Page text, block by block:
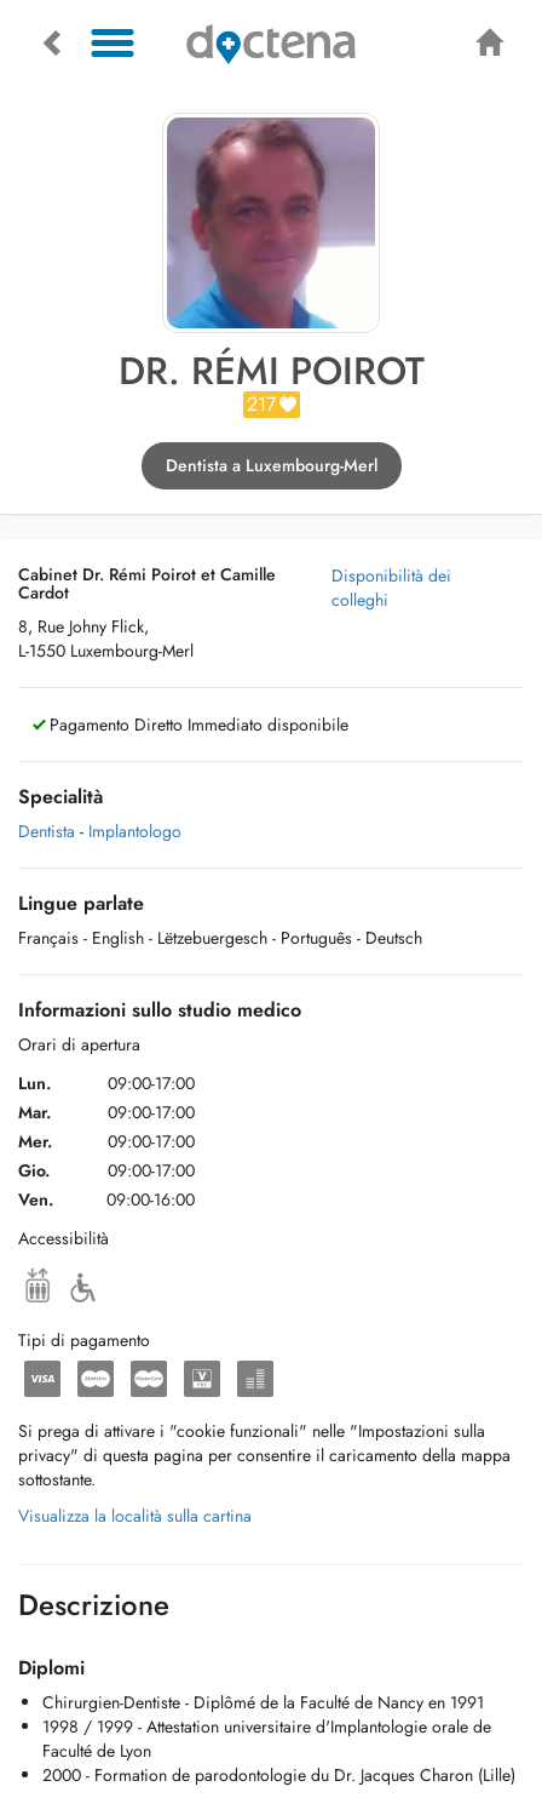
DR. RÉMI POIROT
217
Dentista a Luxembourg-Merl
Cabinet Dr. Rémi Poirot et Camille
Cardot
8, Rue Johny Flick,
L-1550 Luxembourg-Merl
Disponibilità dei
colleghi
Pagamento Diretto Immediato disponibile
Specialità
Dentista - Implantologo
Lingue parlate
Français - English - Lëtzebuergesch - Português - Deutsch
Informazioni sullo studio medico
Orari di apertura
Lun.
09:00-17:00
Mar.
09:00-17:00
Mer.
09:00-17:00
Gio.
09:00-17:00
Ven.
09:00-16:00
Accessibilità
Tipi di pagamento
Si prega di attivare i "cookie funzionali" nelle "Impostazioni sulla
privacy" di questa pagina per consentire il caricamento della mappa
sottostante.
Visualizza la località sulla cartina
Descrizione
Diplomi
Chirurgien-Dentiste - Diplômé de la Faculté de Nancy en 1991
1998 / 1999 - Attestation universitaire d'Implantologie orale de
Faculté de Lyon
2000 - Formation de parodontologie du Dr. Jacques Charon (Lille)